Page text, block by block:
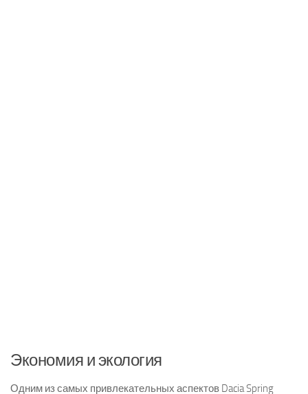
Экономия и экология
Одним из самых привлекательных аспектов Dacia Spring